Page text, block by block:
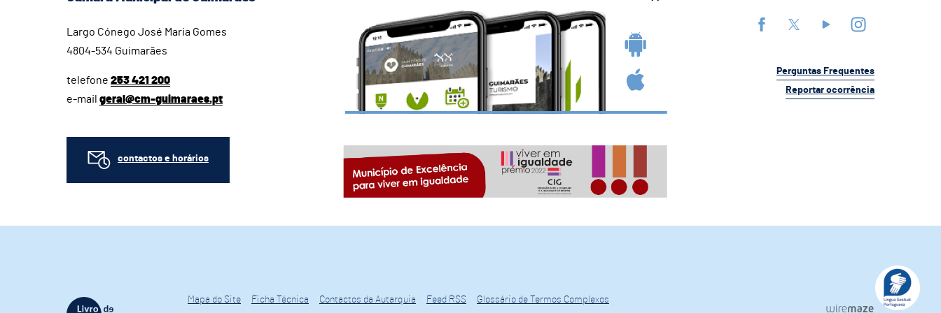
Largo Cónego José Maria Gomes
4804-534 Guimarães
telefone 253 421 200
e-mail geral@cm-guimaraes.pt
contactos e horários
Perguntas Frequentes
Reportar ocorrência
Mapa do Site Ficha Técnica Contactos da Autarquia Feed RSS Glossário de Termos Complexos